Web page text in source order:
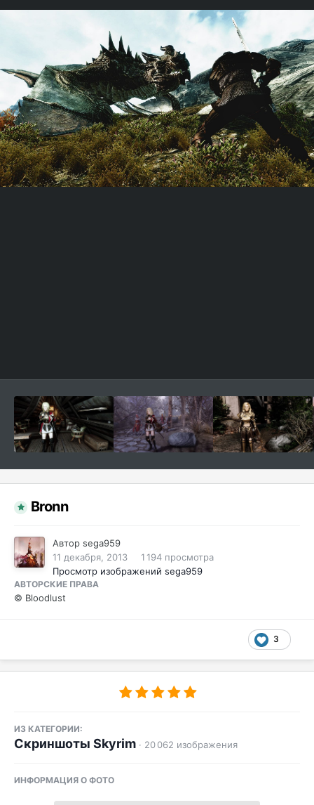
Bronn
Автор sega959
11 декабря, 2013
1 194 просмотра
Просмотр изображений sega959
АВТОРСКИЕ ПРАВА
© Bloodlust
3
ИЗ КАТЕГОРИИ:
Скриншоты Skyrim · 20 062 изображения
ИНФОРМАЦИЯ О ФОТО